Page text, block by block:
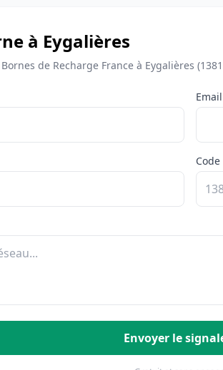
à Eygalières
de Recharge France à Eygalières
Envoyer le